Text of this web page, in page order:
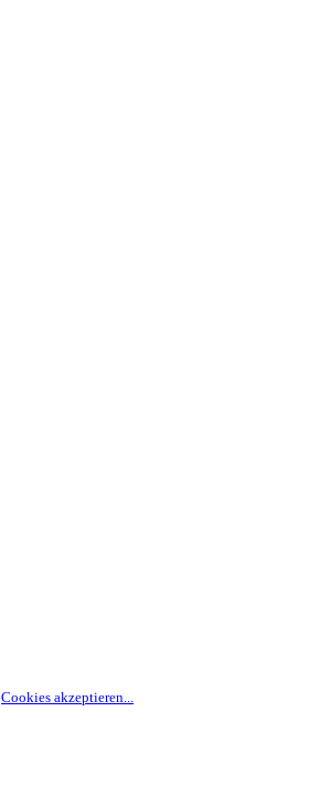
Cookies akzeptieren...